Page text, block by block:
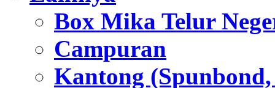
Box Mika Telur
Campuran
Kantong